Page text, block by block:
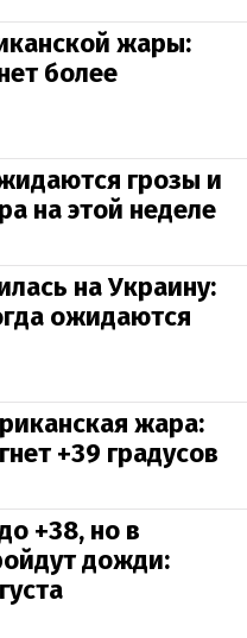
жары:
более
грозы и
на этой неделе
на Украину:
ожидаются
жара:
+39 градусов
+38, но в
дожди: